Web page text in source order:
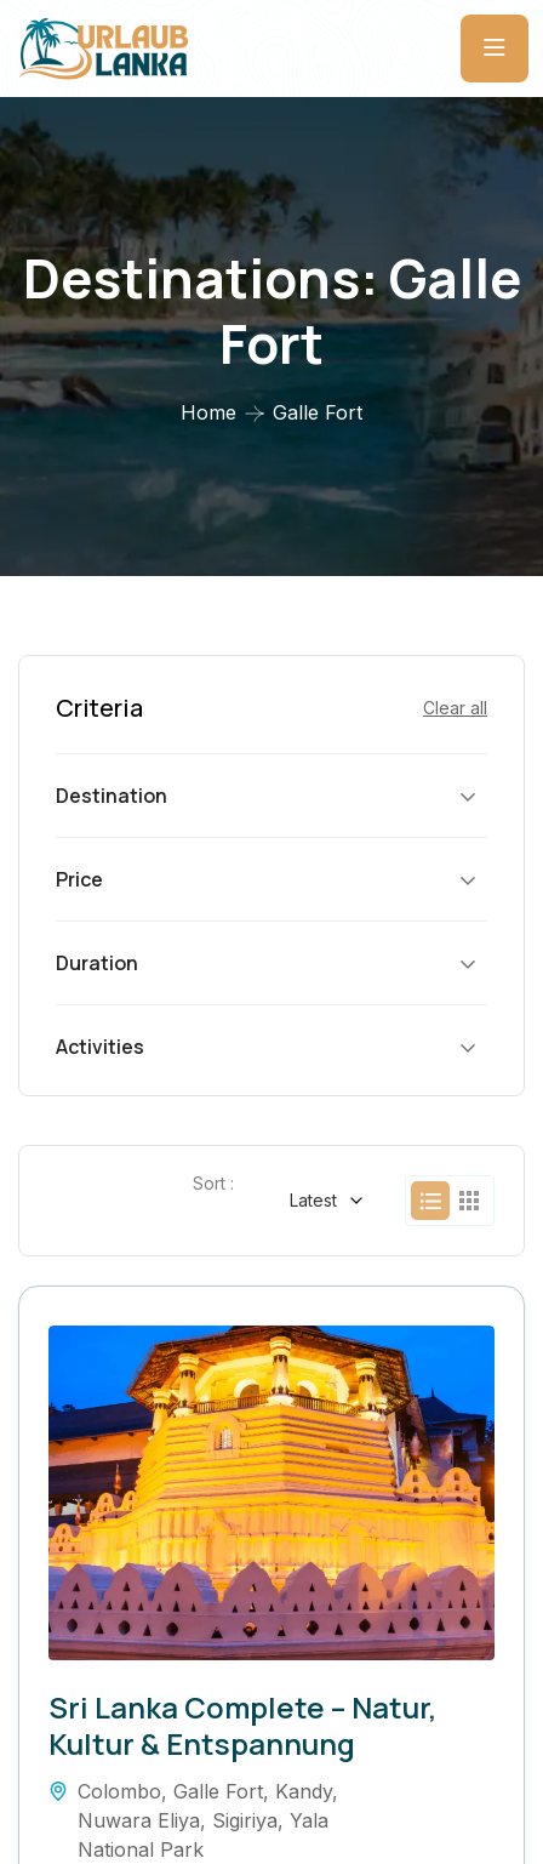
Destinations:Galle
Fort
Home Galle Fort
Criteria Clear all
Destination
Price
Duration
Activities
Sort :
Latest
Sri Lanka Complete – Natur,
Kultur & Entspannung
Colombo, Galle Fort, Kandy,
Nuwara Eliya, Sigiriya, Yala
National Park